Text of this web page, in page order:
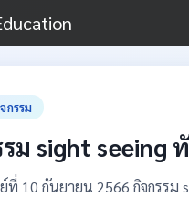
กรรม
ม sight seeing
ที่ 10 กันยายน 2566 กิจกรรม